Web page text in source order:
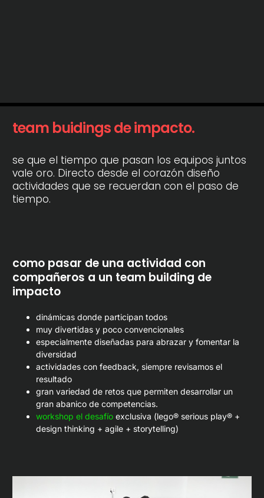
team buidings de impacto.
se que el tiempo que pasan los equipos juntos
vale oro. Directo desde el corazón diseño
actividades que se recuerdan con el paso de
tiempo.
como pasar de una actividad con
compañeros a un team building de
impacto
dinámicas donde participan todos
muy divertidas y poco convencionales
especialmente diseñadas para abrazar y fomentar la
diversidad
actividades con feedback, siempre revisamos el
resultado
gran variedad de retos que permiten desarrollar un
gran abanico de competencias.
workshop el desafío exclusiva (lego® serious play® +
design thinking + agile + storytelling)